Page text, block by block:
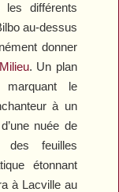
les différents
au-dessus
donner
. Un plan
le
à un
nuée de
des feuilles
étonnant
à Lacville au